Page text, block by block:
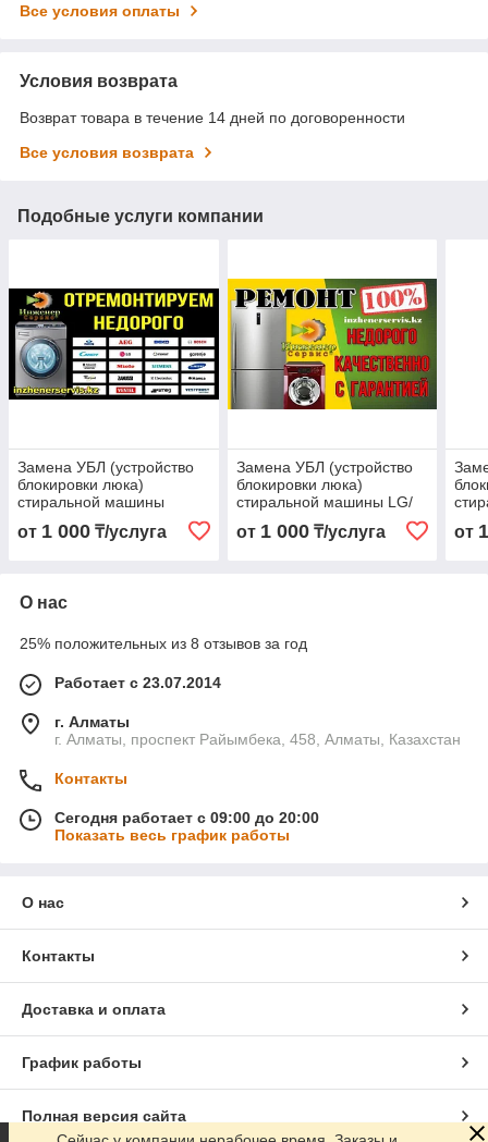
Все условия оплаты
Условия возврата
Возврат товара в течение 14 дней по договоренности
Все условия возврата
Подобные услуги компании
Замена УБЛ (устройство
блокировки люка)
стиральной машины
Hansa/Ханса
от 1 000 ₸/услуга
Замена УБЛ (устройство
блокировки люка)
стиральной машины LG/
от 1 000₸/услуга от
О нас
25% положительных из 8 отзывов за год
Работает с 23.07.2014
г. Алматы
г. Алматы, проспект Райымбека, 458, Алматы, Казахстан
Контакты
Сегодня работает с 09:00 до 20:00
Показать весь график работы
О нас
Контакты
Доставка и оплата
График работы
Полная версия сайта